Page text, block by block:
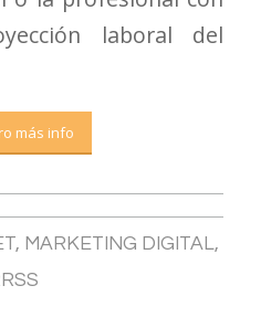
laboral del
más info
, MARKETING DIGITAL,